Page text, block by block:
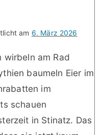
am 6. März 2026
wirbeln am Rad
baumeln Eier im
im
schauen
in Stinatz. Das